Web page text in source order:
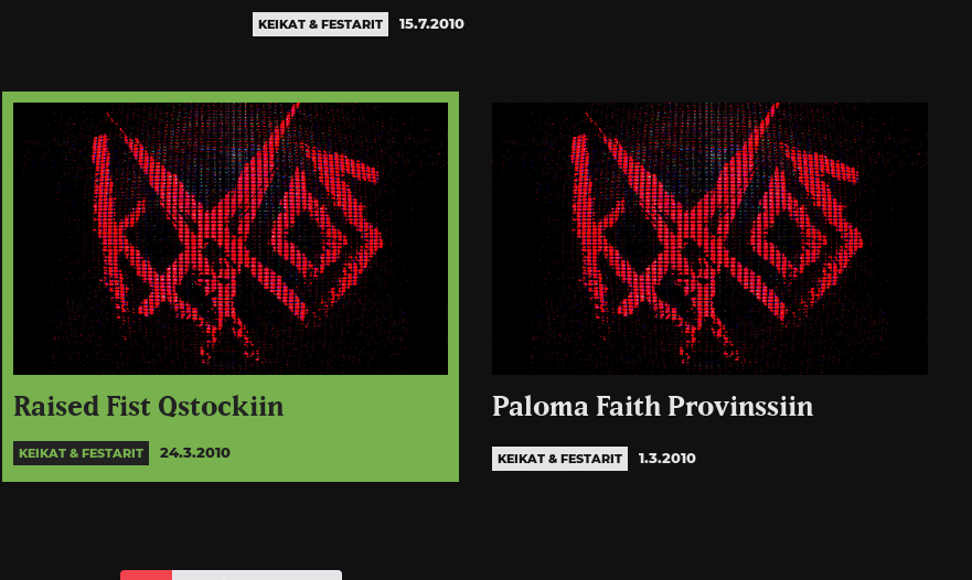
KEIKAT & FESTARIT 15.7.2010
Raised Fist Qstockiin
KEIKAT & FESTARIT 24.3.2010
Paloma Faith Provinssiin
KEIKAT & FESTARIT 1.3.2010